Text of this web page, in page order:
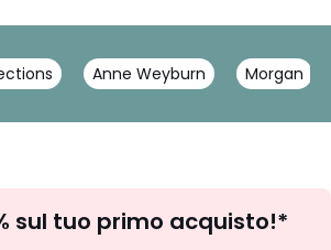
Anne Weyburn Morgan
newsletter
sul tuo primo acquisto!*